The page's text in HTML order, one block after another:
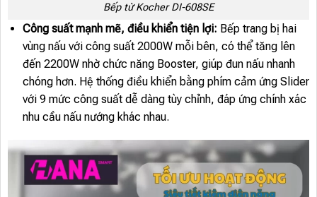
Bếp từ Kocher DI-608SE
Công suất mạnh mẽ, điều khiển tiện lợi: Bếp trang bị hai
vùng nấu với công suất 2000W mỗi bên, có thể tăng lên
đến 2200W nhờ chức năng Booster, giúp đun nấu nhanh
chóng hơn. Hệ thống điều khiển bằng phím cảm ứng Slider
với 9 mức công suất dễ dàng tùy chỉnh, đáp ứng chính xác
nhu cầu nấu nướng khác nhau.